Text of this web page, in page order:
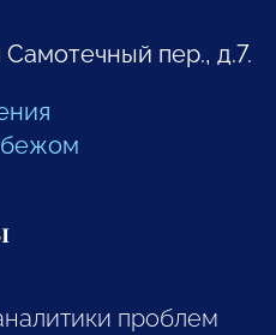
Самотечный пер., д.7.
проблем